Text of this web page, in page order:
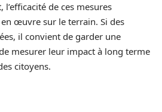
de ces mesures
œuvre sur le terrain. Si des
il convient de garder une
mesurer leur impact à long terme
citoyens.